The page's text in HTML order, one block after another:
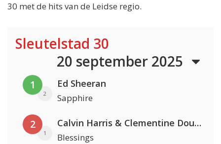
30 met de hits van de Leidse regio.
Sleutelstad 30
20 september 2025
1
2
Ed Sheeran
Sapphire
2
1
Calvin Harris & Clementine Douglas
Blessings